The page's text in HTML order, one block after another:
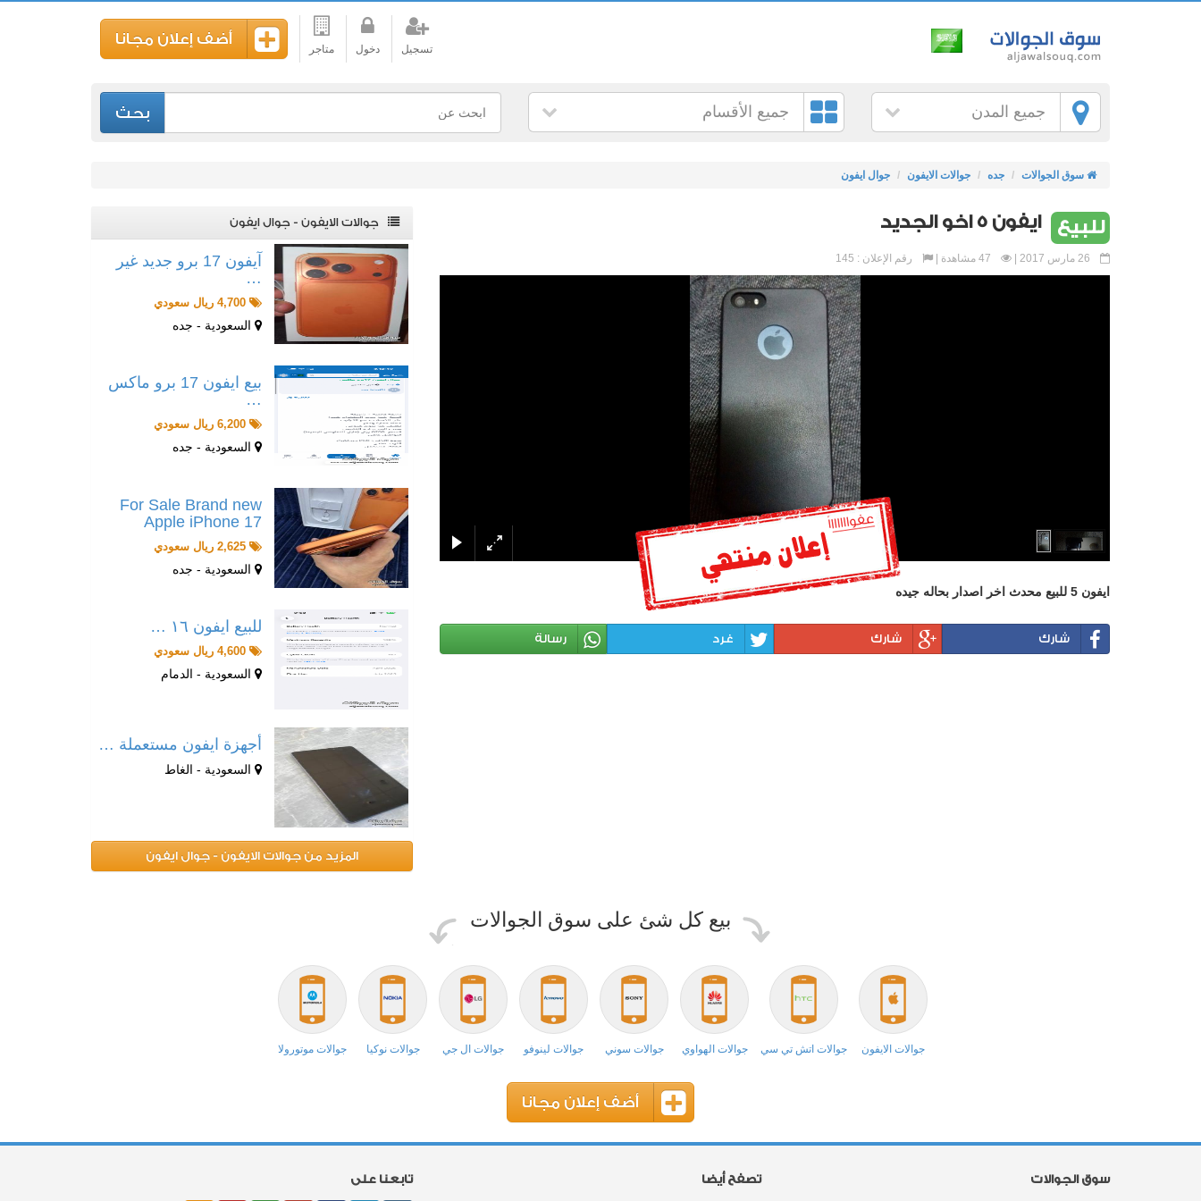
تسجيل دخول متاجر
أضف إعلان مجانا
جميع المدن جميع الأقسام بحث
سوق الجوالات جده جوالات الايفون جوال ايفون
للبيع ايفون 5 اخو الجديد
رقم الإعلان : 145
ايفون 5 للبيع محدث اخر اصدار بحاله جيده
شارك شارك غرد رسالة
جوالات الايفون - جوال ايفون
آيفون 17 برو جديد غير
…
4,700 ريال سعودي
السعودية - جده
بيع ايفون 17 برو ماكس
…
6,200 ريال سعودي
السعودية - جده
For Sale Brand new
Apple iPhone 17
2,625 ريال سعودي
السعودية - جده
للبيع ايفون ١٦ …
4,600 ريال سعودي
السعودية - الدمام
أجهزة ايفون مستعملة …
السعودية - الغاط
المزيد من جوالات الايفون - جوال ايفون
بيع كل شئ على سوق الجوالات
جوالات الايفون جوالات اتش تي سي جوالات الهواوي جوالات سوني جوالات لينوفو جوالات ال جي جوالات نوكيا جوالات موتورولا
أضف إعلان مجانا
سوق الجوالات تصفح أيضا تابعنا على